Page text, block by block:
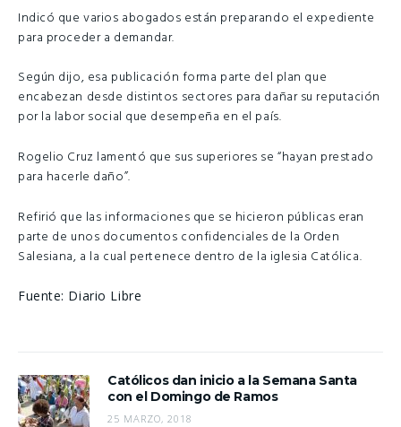
Indicó que varios abogados están preparando el expediente
para proceder a demandar.
Según dijo, esa publicación forma parte del plan que
encabezan desde distintos sectores para dañar su reputación
por la labor social que desempeña en el país.
Rogelio Cruz lamentó que sus superiores se “hayan prestado
para hacerle daño”.
Refirió que las informaciones que se hicieron públicas eran
parte de unos documentos confidenciales de la Orden
Salesiana, a la cual pertenece dentro de la iglesia Católica.
Fuente: Diario Libre
Católicos dan inicio a la Semana Santa
con el Domingo de Ramos
25 MARZO, 2018